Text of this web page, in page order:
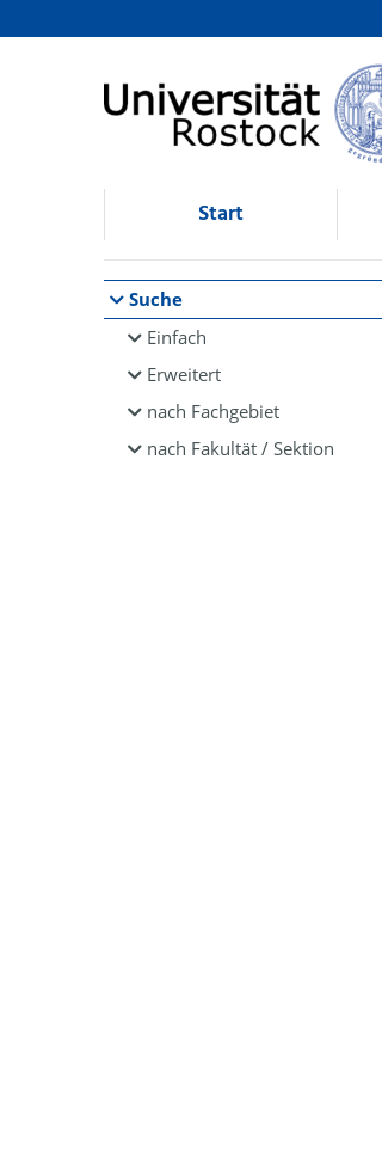
Browsen
direkt zum Inhalt
Start
Suche
Einfach
Erweitert
nach Fachgebiet
nach Fakultät / Sektion